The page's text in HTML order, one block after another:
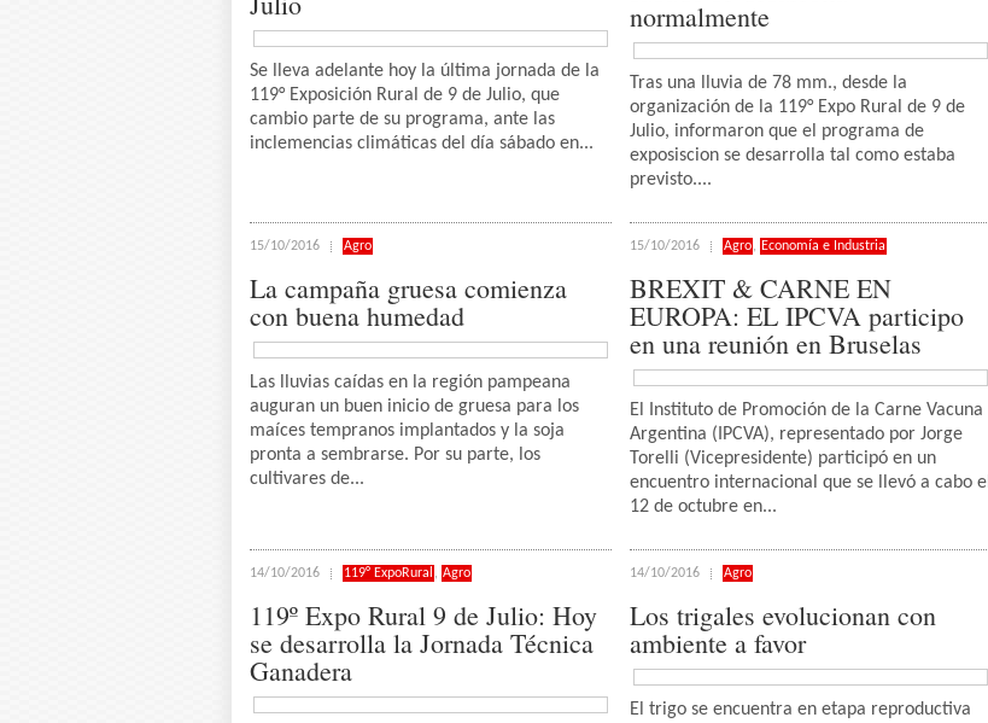
Se lleva adelante hoy la última jornada de la
119° Exposición Rural de 9 de Julio, que
cambio parte de su programa, ante las
inclemencias climáticas del día sábado en...
normalmente
Tras una lluvia de 78 mm., desde la
organización de la 119° Expo Rural de 9 de
Julio, informaron que el programa de
exposiscion se desarrolla tal como estaba
previsto....
15/10/2016 Agro
La campaña gruesa comienza
con buena humedad
Las lluvias caídas en la región pampeana
auguran un buen inicio de gruesa para los
maíces tempranos implantados y la soja
pronta a sembrarse. Por su parte, los
cultivares de...
15/10/2016 Agro, Economía e Industria
BREXIT & CARNE EN
EUROPA: EL IPCVA participo
en una reunión en Bruselas
El Instituto de Promoción de la Carne Vacuna
Argentina (IPCVA), representado por Jorge
Torelli (Vicepresidente) participó en un
encuentro internacional que se llevó a cabo el
12 de octubre en...
14/10/2016 119° ExpoRural , Agro
119º Expo Rural 9 de Julio: Hoy
se desarrolla la Jornada Técnica
Ganadera
14/10/2016 Agro
Los trigales evolucionan con
ambiente a favor
El trigo se encuentra en etapa reproductiva